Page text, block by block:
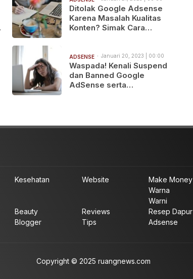
Ditolak Google Adsense
Karena Masalah Kualitas
Konten? Simak Cara
ADSENSE Januari 20, 2023 | 00:00
Waspada! Kenali Suspend
dan Banned Google
AdSense serta
Kesehatan Website
Make Money
Warna
Warni
Beauty
Reviews
Resep Dapur
Blogger
Tips Adsense
Copyright © 2025 ruangnews.com